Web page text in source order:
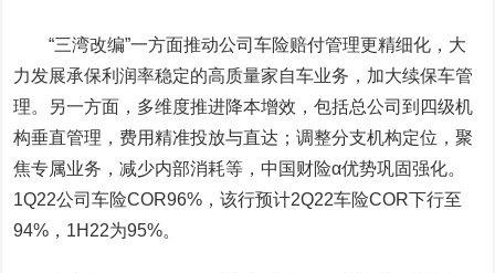
“三湾改编”一方面推动公司车险赔付管理更精细化，大
力发展承保利润率稳定的高质量家自车业务，加大续保车管
理。另一方面，多维度推进降本增效，包括总公司到四级机
构垂直管理，费用精准投放与直达；调整分支机构定位，聚
焦专属业务，减少内部消耗等，中国财险α优势巩固强化。
1Q22公司车险COR96%，该行预计2Q22车险COR下行至
94%，1H22为95%。